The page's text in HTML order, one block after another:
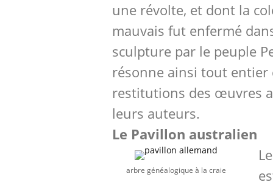
une révolte, et dont la
mauvais fut enfermé
sculpture par le peuple
résonne ainsi tout entier
restitutions des œuvres
leurs auteurs.
Le Pavillon australien
arbre généalogique à la craie